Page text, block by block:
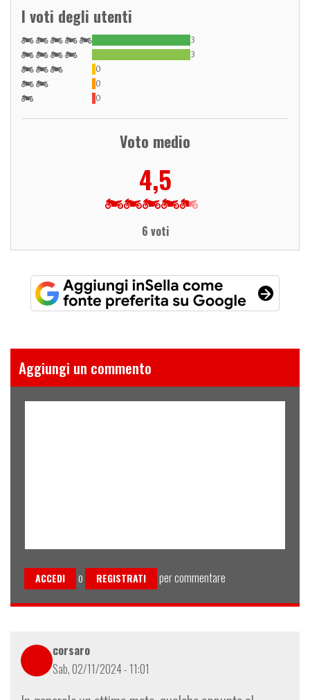
I voti degli utenti
3
3
0
0
0
Voto medio
4,5
6 voti
Aggiungi un commento
ACCEDI o REGISTRATI per commentare
corsaro
Sab, 02/11/2024 - 11:01